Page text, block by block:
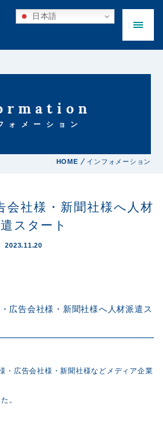
日本語
ォメーション
HOME インフォメーション
会社様・新聞社様へ人材
スタート
2023.11.20
広告会社様・新聞社様へ人材派遣ス
・広告会社様・新聞社様などメディア企業
。